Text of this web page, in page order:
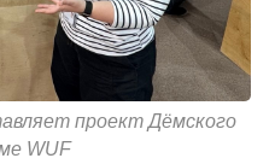
проект Дёмского
WUF